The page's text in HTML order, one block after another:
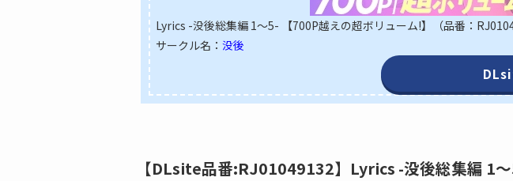
Lyrics -没後総集編 1～5- 【700P越えの超ボリューム!】（品番：
サークル名： 没後
【DLsite品番:RJ01049132】Lyrics -没後総集編 1